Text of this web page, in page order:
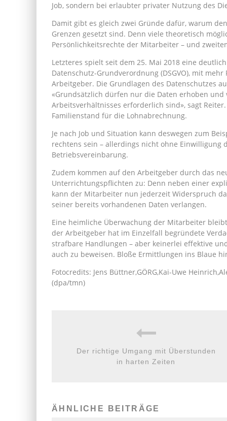
Job, sondern bei erlaubter privater Nutzung des
Damit gibt es gleich zwei Gründe dafür, warum
Grenzen gesetzt sind. Denn viele theoretisch
Persönlichkeitsrechte der Mitarbeiter – und
Letzteres spielt seit dem 25. Mai 2018 eine
Datenschutz-Grundverordnung (DSGVO), mit
Arbeitgeber. Die Grundlagen des Datenschutzes
«Grundsätzlich dürfen nur die Daten erhoben
Arbeitsverhältnisses erforderlich sind», sagt
Familienstand für die Lohnabrechnung.
Je nach Job und Situation kann deswegen zum
rechtens sein – allerdings nicht ohne Einwilligung
Betriebsvereinbarung.
Zudem kommen auf den Arbeitgeber durch das
Unterrichtungspflichten zu: Denn neben einer
kann der Mitarbeiter nun jederzeit Widerspruch
seiner bereits vorhandenen Daten verlangen.
Eine heimliche Überwachung der Mitarbeiter
der Arbeitgeber hat im Einzelfall begründete
strafbare Handlungen – aber keinerlei effektive
auch zu beweisen. Bloße Ermittlungen ins Blaue
Fotocredits: Jens Büttner,GÖRG,Kai-Uwe
(dpa/tmn)
Der richtige Umgang mit Überstunden
in harten Zeiten
ÄHNLICHE BEITRÄGE